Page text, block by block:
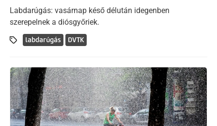
Labdarúgás: vasárnap késő délután idegenben
szerepelnek a diósgyőriek.
labdarúgás DVTK